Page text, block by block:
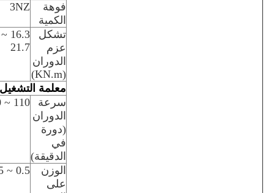
فوهة
الكمية
3NZ
تشكل
عزم
الدوران
(KN.m)
16.3 ~
21.7
معلمة التشغيل
سرعة
الدوران
(دورة
في
الدقيقة)
110 ~ 40
الوزن
على
0.5 ~ 1.05